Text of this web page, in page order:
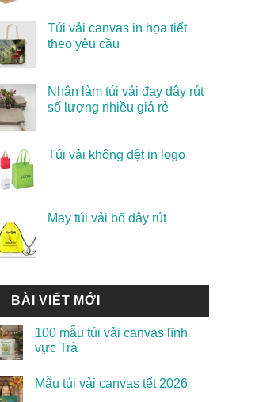
Túi vải canvas in họa tiết
theo yêu cầu
Nhận làm túi vải đay dây rút
số lượng nhiều giá rẻ
Túi vải không dệt in logo
May túi vải bố dây rút
BÀI VIẾT MỚI
100 mẫu túi vải canvas lĩnh
vực Trà
Mẫu túi vải canvas tết 2026